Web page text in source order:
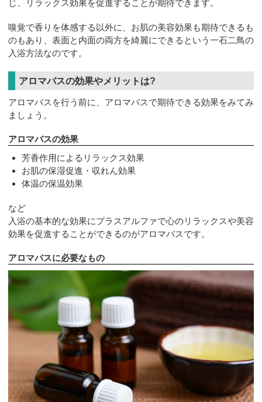
じ、リラックス効果を促進することが期待できます。
嗅覚で香りを体感する以外に、お肌の美容効果も期待できるも
のもあり、表面と内面の両方を綺麗にできるという一石二鳥の
入浴方法なのです。
アロマバスの効果やメリットは?
アロマバスを行う前に、アロマバスで期待できる効果をみてみ
ましょう。
アロマバスの効果
芳香作用によるリラックス効果
お肌の保湿促進・収れん効果
体温の保温効果
など
入浴の基本的な効果にプラスアルファで心のリラックスや美容
効果を促進することができるのがアロマバスです。
アロマバスに必要なもの